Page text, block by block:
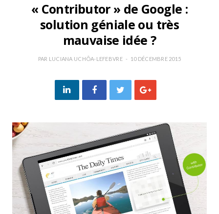
« Contributor » de Google :
solution géniale ou très
mauvaise idée ?
PAR LUCIANA UCHÔA-LEFEBVRE 10 DÉCEMBRE 2015